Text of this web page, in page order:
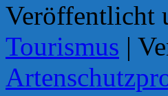
Veröffentlicht
Tourismus |